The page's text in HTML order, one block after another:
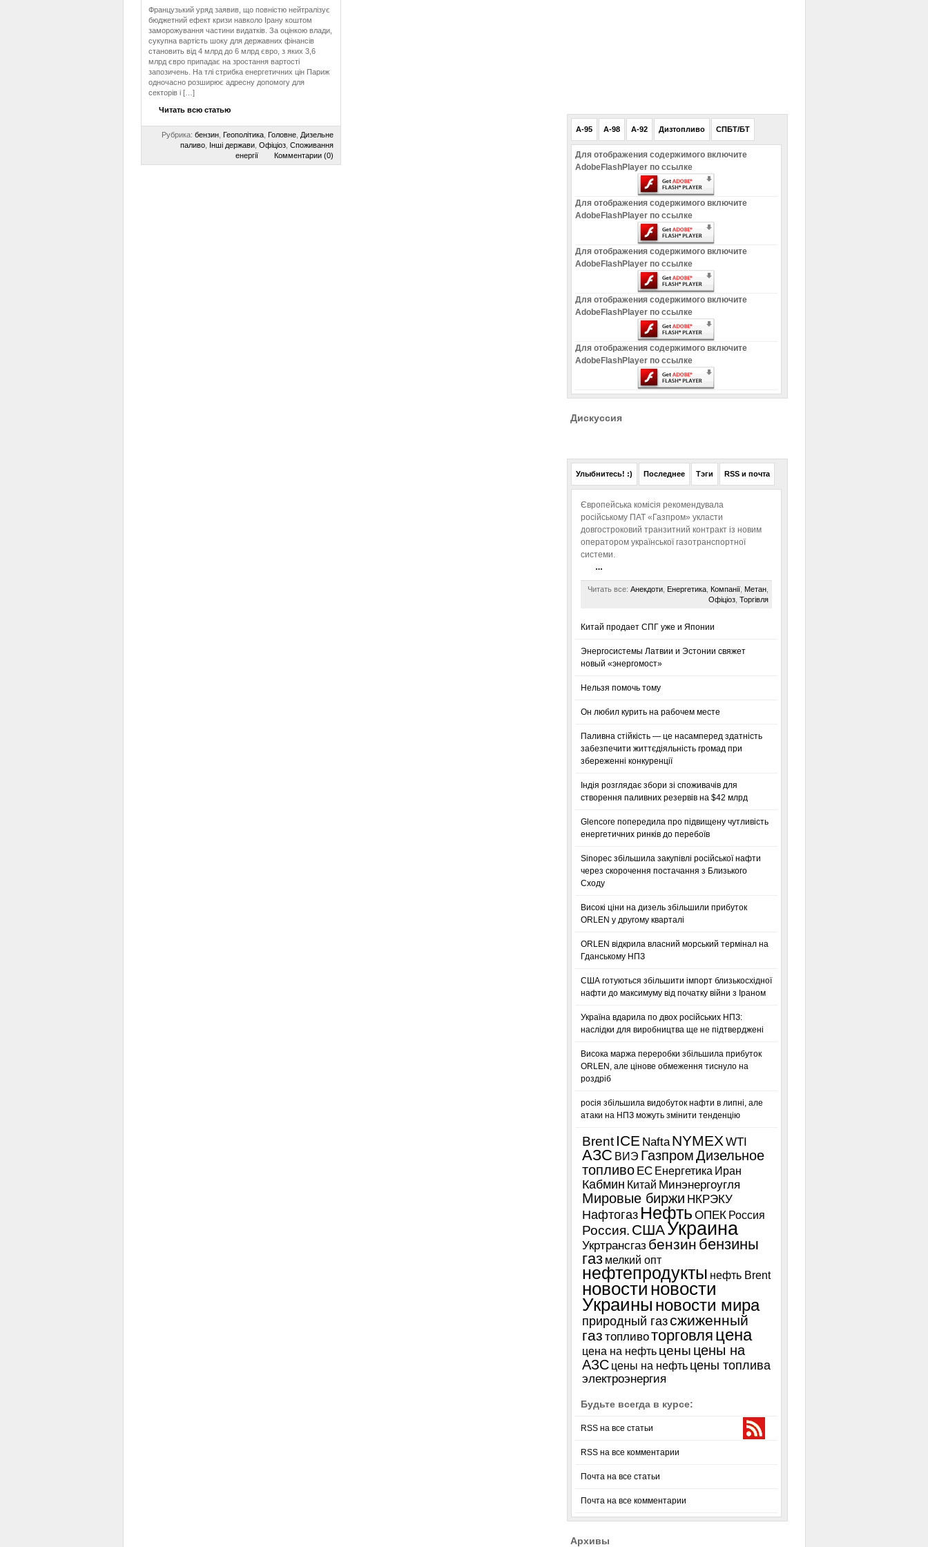
Французький уряд заявив, що повністю нейтралізує
бюджетний ефект кризи навколо Ірану коштом
заморожування частини видатків. За оцінкою влади,
сукупна вартість шоку для державних фінансів
становить від 4 млрд до 6 млрд євро, з яких 3,6
млрд євро припадає на зростання вартості
запозичень. На тлі стрибка енергетичних цін Париж
одночасно розширює адресну допомогу для
секторів і […]
Читать всю статью
Рубрика: бензин, Геополітика, Головне, Дизельне
паливо, Інші держави, Офіціоз, Споживання
енергії
Комментарии (0)
A-95 A-98 A-92 Дизтопливо СПБТ/БТ
Для отображения содержимого включите
AdobeFlashPlayer по ссылке
Для отображения содержимого включите
AdobeFlashPlayer по ссылке
Для отображения содержимого включите
AdobeFlashPlayer по ссылке
Для отображения содержимого включите
AdobeFlashPlayer по ссылке
Для отображения содержимого включите
AdobeFlashPlayer по ссылке
Дискуссия
Улыбнитесь! :) Последнее Тэги RSS и почта
Європейська комісія рекомендувала
російському ПАТ «Газпром» укласти
довгостроковий транзитний контракт із новим
оператором української газотранспортної
системи.
…
Читать все: Анекдоти, Енергетика, Компанії, Метан,
Офіціоз, Торгівля
Китай продает СПГ уже и Японии
Энергосистемы Латвии и Эстонии свяжет
новый «энергомост»
Нельзя помочь тому
Он любил курить на рабочем месте
Паливна стійкість — це насамперед здатність
забезпечити життєдіяльність громад при
збереженні конкуренції
Індія розглядає збори зі споживачів для
створення паливних резервів на $42 млрд
Glencore попередила про підвищену чутливість
енергетичних ринків до перебоїв
Sinopec збільшила закупівлі російської нафти
через скорочення постачання з Близького
Сходу
Високі ціни на дизель збільшили прибуток
ORLEN у другому кварталі
ORLEN відкрила власний морський термінал на
Гданському НПЗ
США готуються збільшити імпорт близькосхідної
нафти до максимуму від початку війни з Іраном
Україна вдарила по двох російських НПЗ:
наслідки для виробництва ще не підтверджені
Висока маржа переробки збільшила прибуток
ORLEN, але цінове обмеження тиснуло на
роздріб
росія збільшила видобуток нафти в липні, але
атаки на НПЗ можуть змінити тенденцію
Brent ICE Nafta NYMEXWTI
АЗС ВИЭ ГазпромДизельное
топливо ЕС Енергетика Иран
Кабмин Китай Минэнергоугля
Мировые биржи НКРЭКУ
Нафтогаз Нефть ОПЕК Россия
Россия. СШАУкраина
Укртрансгаз бензин бензины
газ мелкий опт
нефтепродукты нефть Brent
новости новости
Украины новости мира
природный газсжиженный
газ топливоторговля цена
цена на нефть цены цены на
АЗС цены на нефть цены топлива
электроэнергия
Будьте всегда в курсе:
RSS на все статьи
RSS на все комментарии
Почта на все статьи
Почта на все комментарии
Архивы